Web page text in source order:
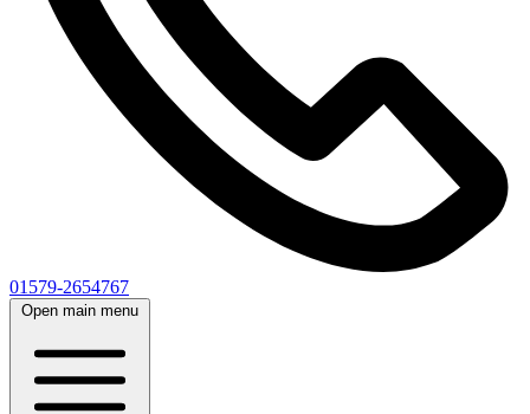
01579-2654767
Open main menu